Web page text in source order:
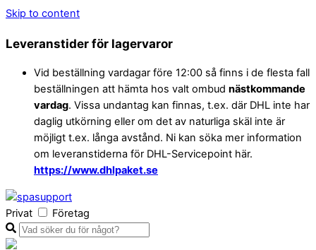
Skip to content
Leveranstider för lagervaror
Vid beställning vardagar före 12:00 så finns i de flesta fall
beställningen att hämta hos valt ombud nästkommande
vardag. Vissa undantag kan finnas, t.ex. där DHL inte har
daglig utkörning eller om det av naturliga skäl inte är
möjligt t.ex. långa avstånd. Ni kan söka mer information
om leveranstiderna för DHL-Servicepoint här.
https://www.dhlpaket.se
Privat Företag